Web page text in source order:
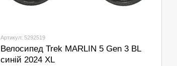
Артикул: 5292519
Велосипед Trek MARLIN 5 Gen 3 BL
синій 2024 XL